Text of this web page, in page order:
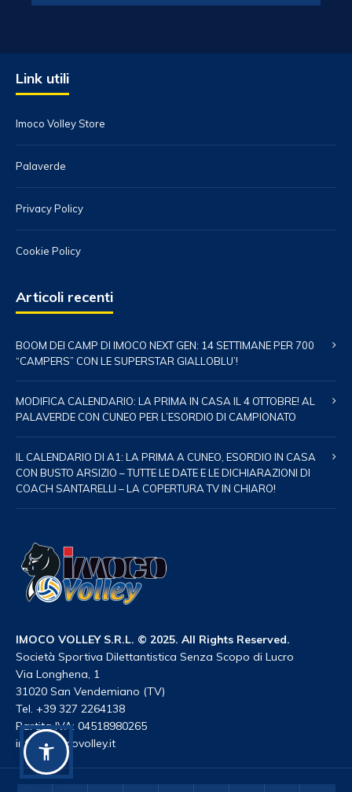
Link utili
Imoco Volley Store
Palaverde
Privacy Policy
Cookie Policy
Articoli recenti
BOOM DEI CAMP DI IMOCO NEXT GEN: 14 SETTIMANE PER 700
“CAMPERS” CON LE SUPERSTAR GIALLOBLU’!
MODIFICA CALENDARIO: LA PRIMA IN CASA IL 4 OTTOBRE! AL
PALAVERDE CON CUNEO PER L’ESORDIO DI CAMPIONATO
IL CALENDARIO DI A1: LA PRIMA A CUNEO, ESORDIO IN CASA
CON BUSTO ARSIZIO – TUTTE LE DATE E LE DICHIARAZIONI DI
COACH SANTARELLI – LA COPERTURA TV IN CHIARO!
IMOCO VOLLEY S.R.L. © 2025. All Rights Reserved.
Società Sportiva Dilettantistica Senza Scopo di Lucro
Via Longhena, 1
31020 San Vendemiano (TV)
Tel. +39 327 2264138
Partita IVA: 04518980265
info@imocovolley.it